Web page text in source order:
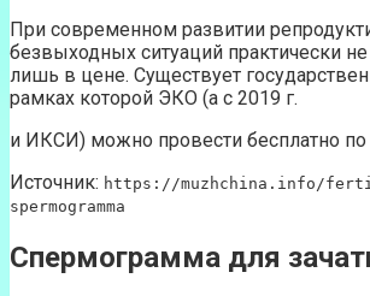
При современном развитии
безвыходных ситуаций практически
лишь в цене. Существует
рамках которой ЭКО (а с 2019 г.
и ИКСИ) можно провести бесплатно
Источник: https://muzhchina.info/
spermogramma
Спермограмма для